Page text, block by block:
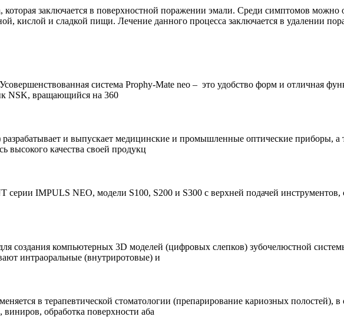
которая заключается в поверхностной поражении эмали. Среди симптомов
кислой и сладкой пищи. Лечение данного процесса заключается в удалении
система Prophy-Mate neo – это удобство форм и отличная
NSK, вращающийся на 360
и выпускает медицинские и промышленные оптические приборы, а
высокого качества своей продукц
серии IMPULS NEO, модели S100, S200 и S300 с верхней подачей
создания компьютерных 3D моделей (цифровых слепков) зубочелюстной
интраоральные (внутриротовые) и
в терапевтической стоматологии (препарирование кариозных полостей), в
обработка поверхности аба